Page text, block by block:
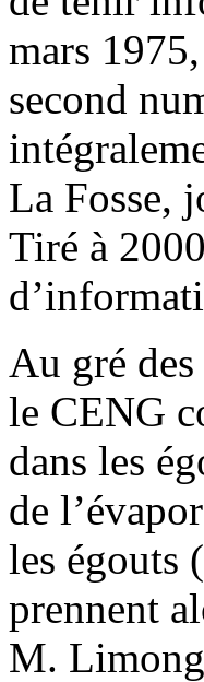
mars
second
La Fosse,
Tiré à
Au gré
le CENG
dans les
de
les égouts
prennent
M.